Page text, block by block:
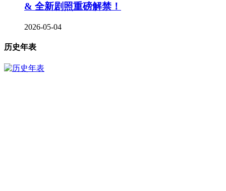
& 全新剧照重磅解禁！
2026-05-04
历史年表